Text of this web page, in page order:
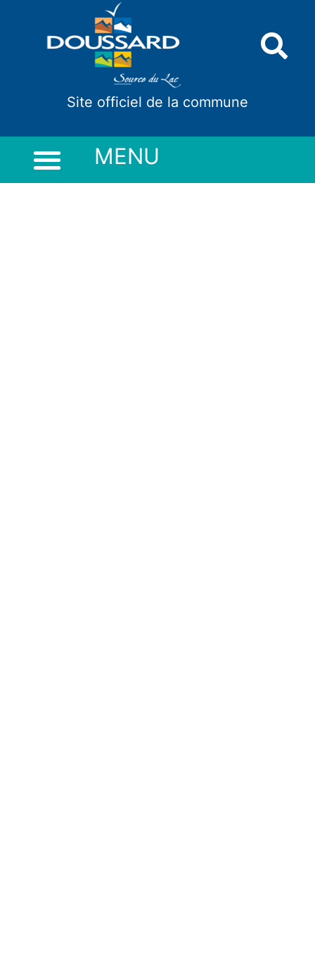
Site officiel de la commune
MENU
Panneau de gestion des cookies